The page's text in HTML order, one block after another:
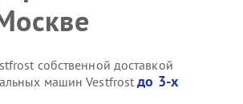
собственной доставкой
машин Vestfrostдо 3-х